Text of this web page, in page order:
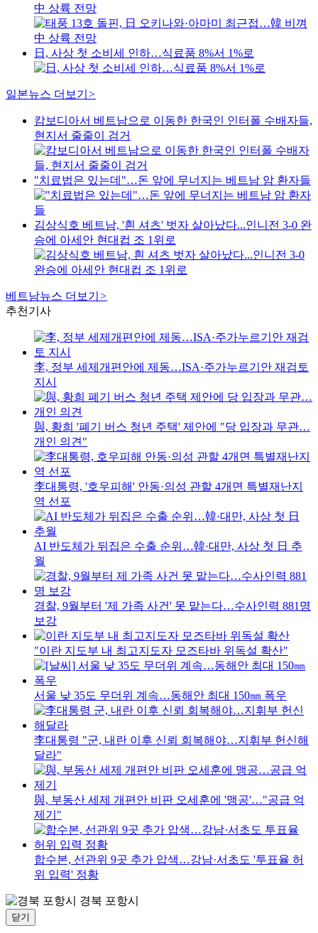
中 상륙 전망
日, 사상 첫 소비세 인하…식료품 8%서 1%로
일본뉴스 더보기 >
캄보디아서 베트남으로 이동한 한국인 인터폴 수배자들,
현지서 줄줄이 검거
"치료법은 있는데"…돈 앞에 무너지는 베트남 암 환자들
김상식호 베트남, '흰 셔츠' 벗자 살아났다...인니전 3-0 완
승에 아세안 현대컵 조 1위로
베트남뉴스 더보기 >
추천기사
李, 정부 세제개편안에 제동…ISA·주가누르기안 재검토
지시
與, 황희 '폐기 버스 청년 주택' 제안에 "당 입장과 무관…
개인 의견"
李대통령, '호우피해' 안동·의성 관할 4개면 특별재난지
역 선포
AI 반도체가 뒤집은 수출 순위…韓·대만, 사상 첫 日 추
월
경찰, 9월부터 '제 가족 사건' 못 맡는다…수사인력 881명
보강
"이란 지도부 내 최고지도자 모즈타바 위독설 확산"
서울 낮 35도 무더위 계속…동해안 최대 150㎜ 폭우
李대통령 "군, 내란 이후 신뢰 회복해야…지휘부 헌신해
달라"
與, 부동산 세제 개편안 비판 오세훈에 '맹공'…"공급 억
제기"
합수본, 선관위 9곳 추가 압색…강남·서초도 '투표율 허
위 입력' 정황
닫기